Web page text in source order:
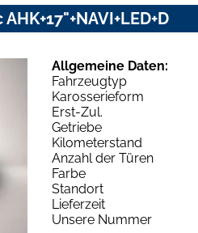
Allgemeine Daten:
Fahrzeugtyp
Karosserieform
Erst-Zul.
Getriebe
Kilometerstand
Anzahl der Türen
Farbe
Standort
Lieferzeit
Unsere Nummer